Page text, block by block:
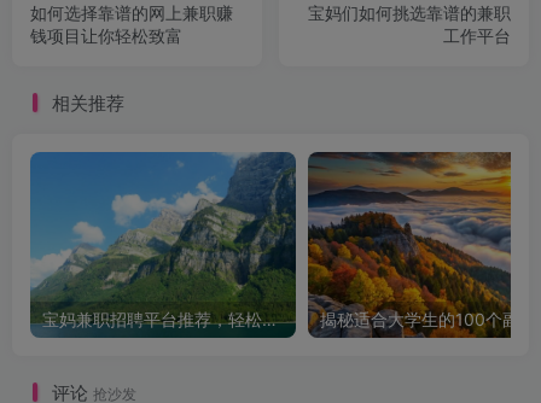
如何选择靠谱的网上兼职赚
钱项目让你轻松致富
宝妈们如何挑选靠谱的兼职
工作平台
相关推荐
宝妈兼职招聘平台推荐，轻松找到理想工作！
评论 抢沙发